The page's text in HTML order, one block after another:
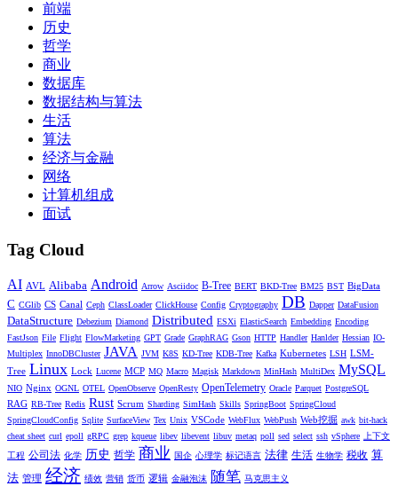
前端
历史
哲学
商业
数据库
数据结构与算法
生活
算法
经济与金融
网络
计算机组成
面试
Tag Cloud
AI AVL Alibaba Android Arrow Asciidoc B-Tree BERT BKD-Tree BM25 BST BigData
C CGlib CS Canal Ceph ClassLoader ClickHouse Config Cryptography DB Dapper DataFusion
DataStructure Debezium Diamond Distributed ESXi ElasticSearch Embedding Encoding
FastJson File Flight FlowMarketing GPT Grade GraphRAG Gson HTTP Handler Hanlder Hessian IO-
Multiplex InnoDBCluster JAVA JVM K8S KD-Tree KDB-Tree Kafka Kubernetes LSH LSM-
Tree Linux Lock Lucene MCP MQ Macro Magisk Markdown MinHash MultiDex MySQL
NIO Nginx OGNL OTEL OpenObserve OpenResty OpenTelemetry Oracle Parquet PostgreSQL
RAG RB-Tree Redis Rust Scrum Sharding SimHash Skills SpringBoot SpringCloud
SpringCloudConfig Sqlite SurfaceView Tex Unix VSCode WebFlux WebPush Web挖掘 awk bit-hack
cheat sheet curl epoll gRPC grep kqueue libev libevent libuv metaq poll sed select ssh vSphere
上下文
工程 公司法 化学 历史 哲学 商业 国企 心理学 标记语言 法律 生活 生物学 税收 算
法 管理 经济 绩效 营销 货币 逻辑 金融泡沫 随笔 马克思主义